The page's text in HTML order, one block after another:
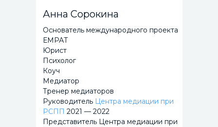
Анна Сорокина
Основатель международного проекта
ЕМРАТ
Юрист
Психолог
Коуч
Медиатор
Тренер медиаторов
Руководитель Центра медиации при
РСПП 2021 — 2022
Представитель Центра медиации при